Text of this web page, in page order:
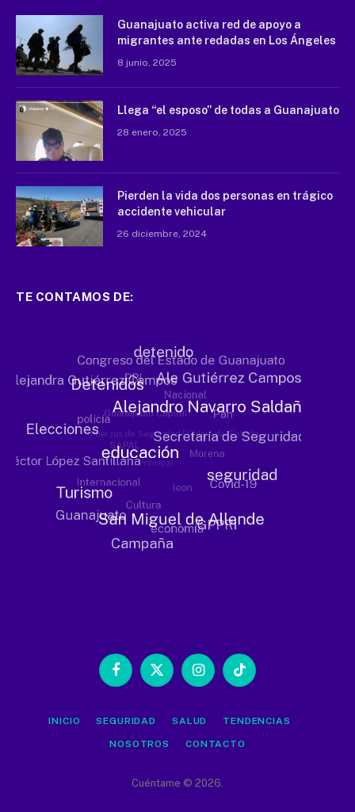
Guanajuato activa red de apoyo a
migrantes ante redadas en Los Ángeles
8 junio, 2025
Llega “el esposo” de todas a Guanajuato
28 enero, 2025
Pierden la vida dos personas en trágico
accidente vehicular
26 diciembre, 2024
TE CONTAMOS DE:
Facebook
X
InstagramTikTok
INICIO SEGURIDAD SALUD TENDENCIAS
NOSOTROS CONTACTO
Cuéntame © 2026.